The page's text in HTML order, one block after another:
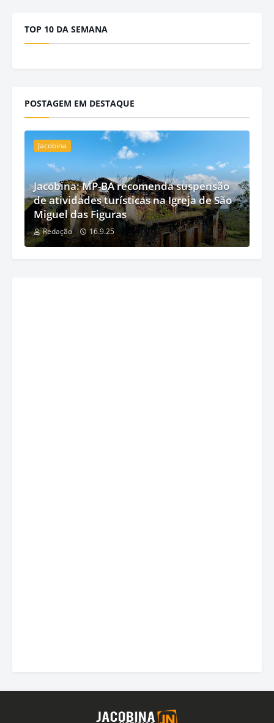
TOP 10 DA SEMANA
POSTAGEM EM DESTAQUE
Jacobina
Jacobina: MP-BA recomenda suspensão
de atividades turísticas na Igreja de São
Miguel das Figuras
Redação 16.9.25